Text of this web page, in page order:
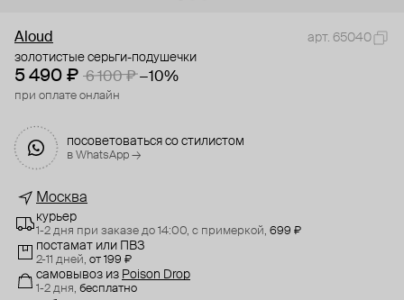
Aloud
арт. 65040
золотистые серьги-подушечки
5 490 ₽ 6 100 ₽ −10%
при оплате онлайн
посоветоваться со стилистом
в WhatsApp →
Москва
курьер
1-2 дня при заказе до 14:00, с примеркой, 699 ₽
постамат или ПВЗ
2-11 дней, от 199 ₽
самовывоз из Poison Drop
1-2 дня, бесплатно